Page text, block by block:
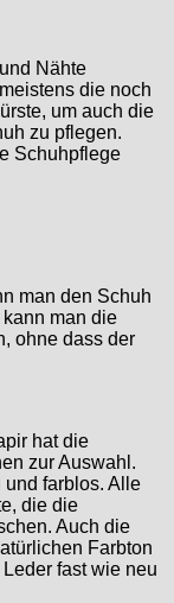
Nähte
die noch
um auch die
zu pflegen.
Schuhpflege
man den Schuh
man die
ohne dass der
hat die
zur Auswahl.
und farblos. Alle
die die
Auch die
Farbton
fast wie neu